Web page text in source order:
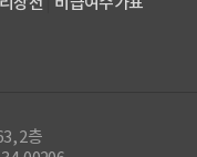
와 주위 뼈의
이 음식물이 많이
사용하는 것을
지할 수 없을
장전 비급여수가표
2층